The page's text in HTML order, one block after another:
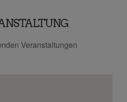
Veranstaltungen